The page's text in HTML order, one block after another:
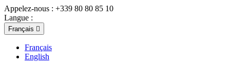
Appelez-nous : +339 80 80 85 10
Langue :
Français 
Français
English